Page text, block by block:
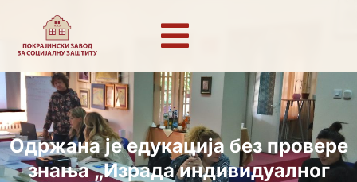
Одржана је едукација без провере
знања „Израда индивидуалног